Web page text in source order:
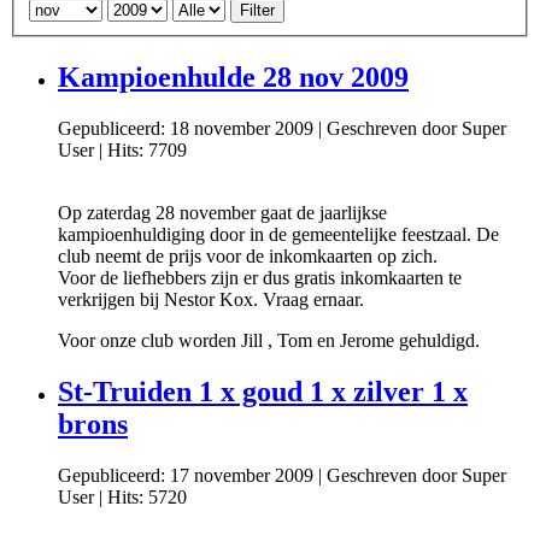
Filter
Kampioenhulde 28 nov 2009
Gepubliceerd: 18 november 2009 | Geschreven door Super
User| Hits: 7709
Op zaterdag 28 november gaat de jaarlijkse
kampioenhuldiging door in de gemeentelijke feestzaal. De
club neemt de prijs voor de inkomkaarten op zich.
Voor de liefhebbers zijn er dus gratis inkomkaarten te
verkrijgen bij Nestor Kox. Vraag ernaar.
Voor onze club worden Jill , Tom en Jerome gehuldigd.
St-Truiden 1 x goud 1 x zilver 1 x
brons
Gepubliceerd: 17 november 2009 | Geschreven door Super
User| Hits: 5720